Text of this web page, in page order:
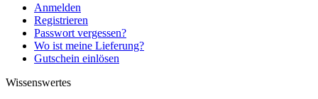
Anmelden
Registrieren
Passwort vergessen?
Wo ist meine Lieferung?
Gutschein einlösen
Wissenswertes